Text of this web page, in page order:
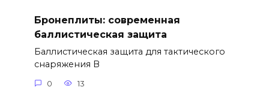
Бронеплиты: современная
баллистическая защита
Баллистическая защита для тактического
снаряжения В
0 13